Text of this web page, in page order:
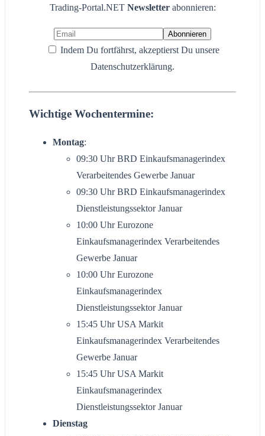
Trading-Portal.NET Newsletter abonnieren:
Indem Du fortfährst, akzeptierst Du unsere
Datenschutzerklärung.
Wichtige Wochentermine:
Montag:
09:30 Uhr BRD Einkaufsmanagerindex
Verarbeitendes Gewerbe Januar
09:30 Uhr BRD Einkaufsmanagerindex
Dienstleistungssektor Januar
10:00 Uhr Eurozone
Einkaufsmanagerindex Verarbeitendes
Gewerbe Januar
10:00 Uhr Eurozone
Einkaufsmanagerindex
Dienstleistungssektor Januar
15:45 Uhr USA Markit
Einkaufsmanagerindex Verarbeitendes
Gewerbe Januar
15:45 Uhr USA Markit
Einkaufsmanagerindex
Dienstleistungssektor Januar
Dienstag